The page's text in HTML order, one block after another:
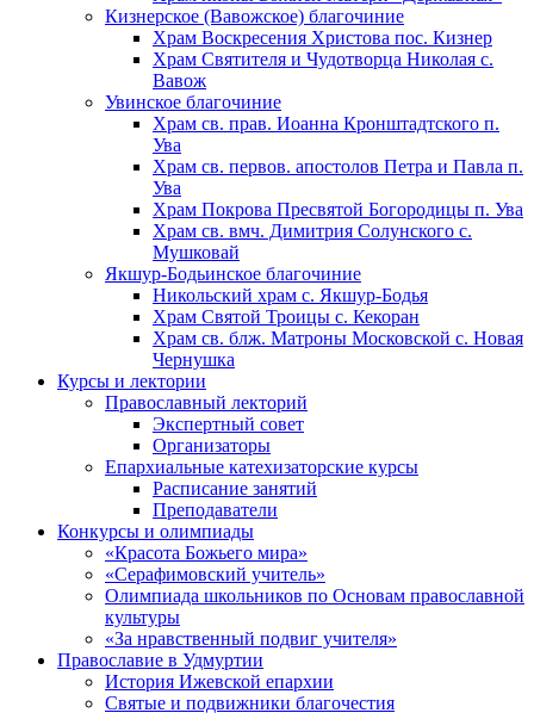
Кизнерское (Вавожское) благочиние
Храм Воскресения Христова пос. Кизнер
Храм Святителя и Чудотворца Николая с.
Вавож
Увинское благочиние
Храм св. прав. Иоанна Кронштадтского п.
Ува
Храм св. первов. апостолов Петра и Павла п.
Ува
Храм Покрова Пресвятой Богородицы п. Ува
Храм св. вмч. Димитрия Солунского с.
Мушковай
Якшур-Бодьинское благочиние
Никольский храм с. Якшур-Бодья
Храм Святой Троицы с. Кекоран
Храм св. блж. Матроны Московской с. Новая
Чернушка
Курсы и лектории
Православный лекторий
Экспертный совет
Организаторы
Епархиальные катехизаторские курсы
Расписание занятий
Преподаватели
Конкурсы и олимпиады
«Красота Божьего мира»
«Серафимовский учитель»
Олимпиада школьников по Основам православной
культуры
«За нравственный подвиг учителя»
Православие в Удмуртии
История Ижевской епархии
Святые и подвижники благочестия